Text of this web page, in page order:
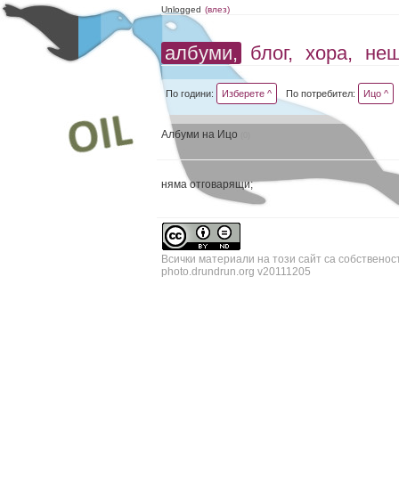
Unlogged (влез)
албуми, блог, хора,
По години: Изберете ^ По потребител: Ицо ^
Албуми на Ицо
няма отговарящи;
Всички материали на този сайт са
photo.drundrun.org v20111205